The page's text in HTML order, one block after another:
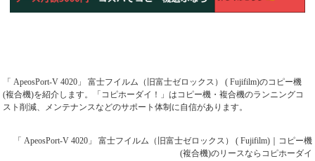
「 ApeosPort-V 4020」 富士フイルム（旧富士ゼロックス） ( Fujifilm)のコピー機
(複合機)を紹介します。「コピホーダイ！」はコピー機・複合機のランニングコ
スト削減、メンテナンスなどのサポート体制に自信があります。
「 ApeosPort-V 4020」 富士フイルム（旧富士ゼロックス） ( Fujifilm)｜コピー機
(複合機)のリースならコピホーダイ